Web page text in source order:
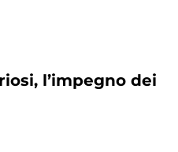
l’impegno dei